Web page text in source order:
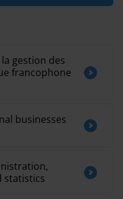
gestion des
francophone
businesses
statistics